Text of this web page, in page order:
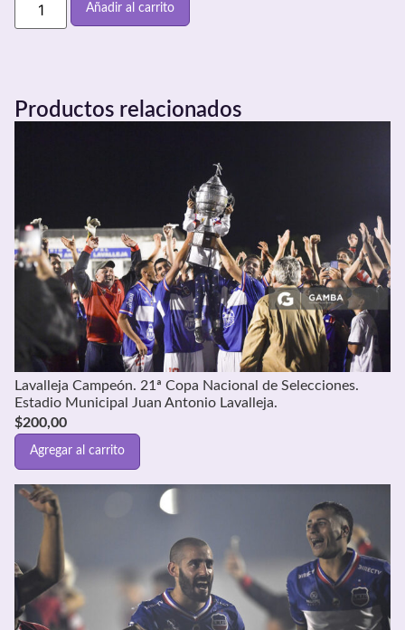
Añadir al carrito
Productos relacionados
Lavalleja Campeón. 21ª Copa Nacional de Selecciones.
Estadio Municipal Juan Antonio Lavalleja.
$200,00
Agregar al carrito